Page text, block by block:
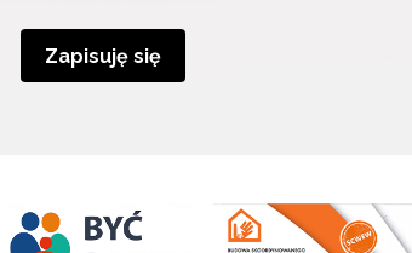
Zapisuję się